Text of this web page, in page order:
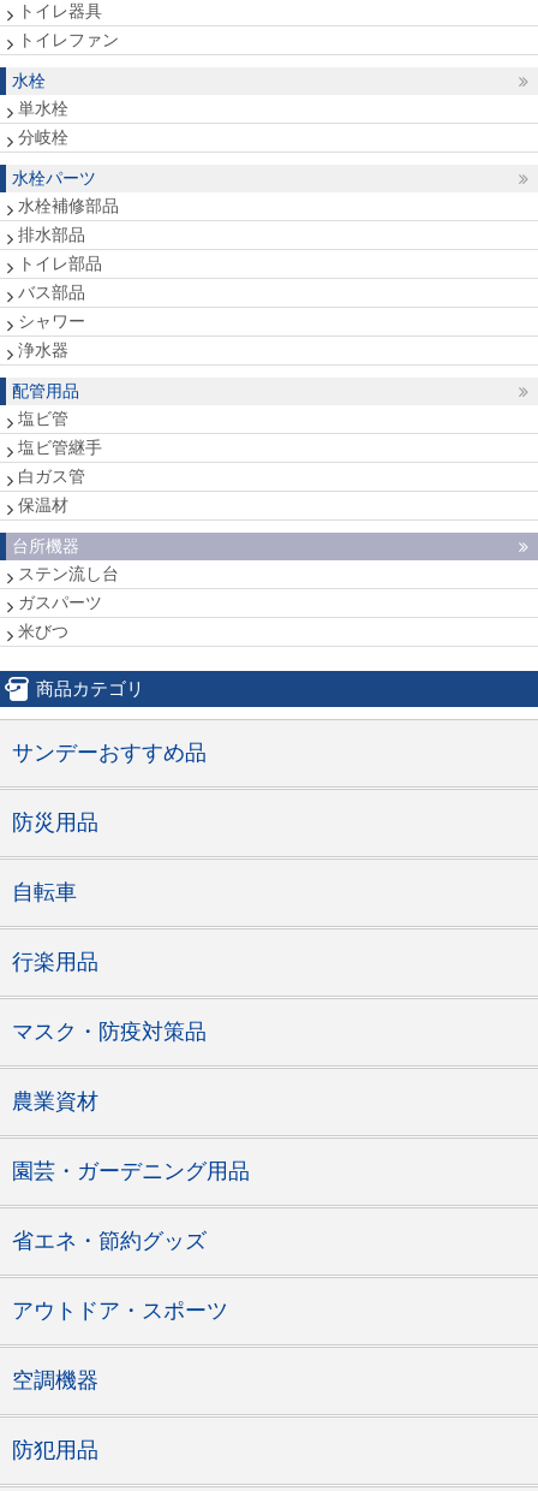
トイレ器具
トイレファン
水栓
単水栓
分岐栓
水栓パーツ
水栓補修部品
排水部品
トイレ部品
バス部品
シャワー
浄水器
配管用品
塩ビ管
塩ビ管継手
白ガス管
保温材
台所機器
ステン流し台
ガスパーツ
米びつ
商品カテゴリ
サンデーおすすめ品
防災用品
自転車
行楽用品
マスク・防疫対策品
農業資材
園芸・ガーデニング用品
省エネ・節約グッズ
アウトドア・スポーツ
空調機器
防犯用品